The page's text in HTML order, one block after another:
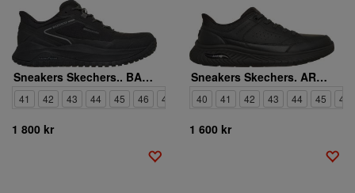
Sneakers Skechers.. BADGER KODA
41 42 43 44 45 46 47
1 800 kr
Sneakers Skechers. ARCH FIT CROSSER FELIX
40 41 42 43 44 45 46
1 600 kr